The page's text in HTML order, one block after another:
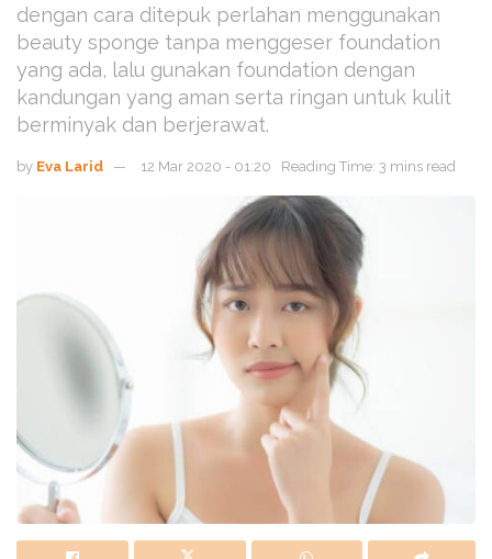
dengan cara ditepuk perlahan menggunakan
beauty sponge tanpa menggeser foundation
yang ada, lalu gunakan foundation dengan
kandungan yang aman serta ringan untuk kulit
berminyak dan berjerawat.
by Eva Larid 12 Mar 2020 - 01:20 Reading Time: 3 mins read